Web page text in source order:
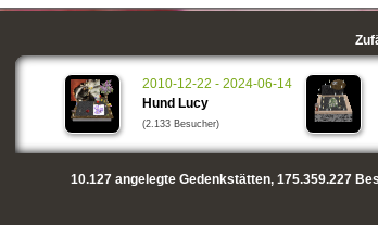
2010-12-22 - 2024-06-14
Hund Lucy
(2.133 Besucher)
10.127angelegte Gedenkstätten, 175.359.227